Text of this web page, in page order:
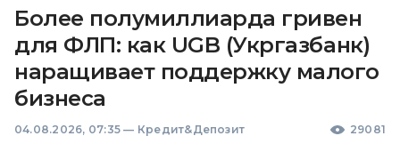
Более полумиллиарда гривен
для ФЛП: как UGB (Укргазбанк)
наращивает поддержку малого
бизнеса
04.08.2026, 07:35 — Кредит&Депозит 29081